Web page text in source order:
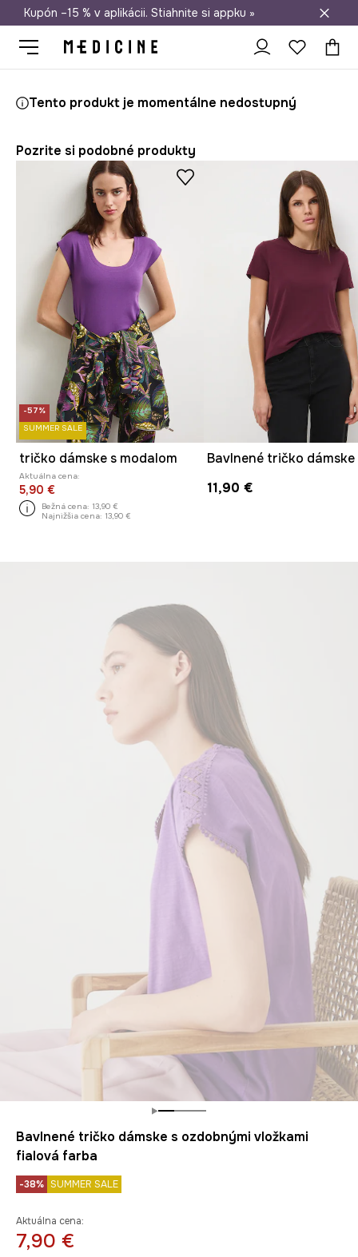
Doprava zadarmo od 50 €
Kupón –15 % v aplikácii. Stiahnite si appku »
Tento produkt je momentálne nedostupný
Pozrite si podobné produkty
-57%
SUMMER SALE
tričko dámske s modalom
Aktuálna cena:
5,90 €
Bežná cena: 13,90 €
Najnižšia cena: 13,90 €
11,90 €
Bavlnené tričko dámske s ozdobnými vložkami
fialová farba
-38% SUMMER SALE
Aktuálna cena:
7,90 €